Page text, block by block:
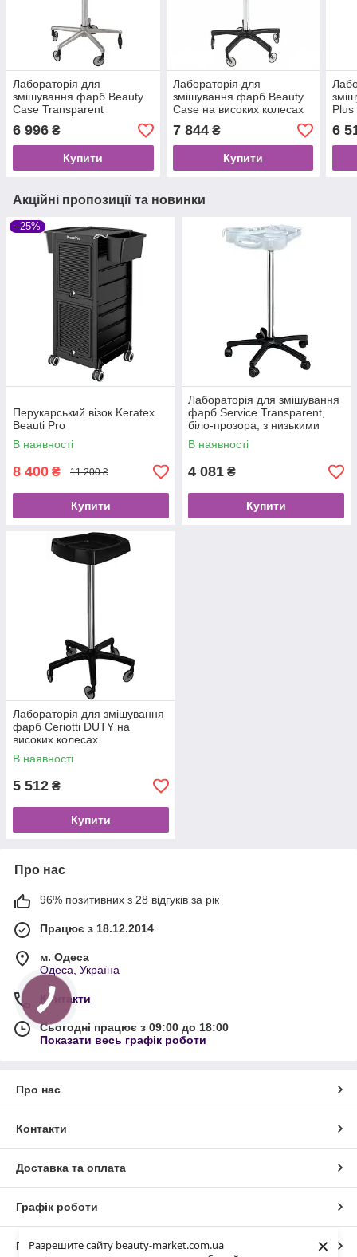
Разрешите сайту beauty-market.com.ua
×
Лабораторія для
змішування фарб Beauty
Case Transparent
6 996 ₴
Купити
Лабораторія для
змішування фарб Beauty
Case на високих колесах
7 844₴
Купити
Plus
6
Акційні пропозиції та новинки
–25%
Перукарський візок Keratex
Beauti Pro
В наявності
8 400 ₴ 11 200 ₴
Купити
Лабораторія для змішування
фарб Service Transparent,
біло-прозора, з низькими
колесами
В наявності
4 081 ₴
Купити
Лабораторія для змішування
фарб Ceriotti DUTY на
високих колесах
В наявності
5 512 ₴
Купити
Про нас
96% позитивних з 28 відгуків за рік
Працює з 18.12.2014
м. Одеса
Одеса, Україна
Контакти
Сьогодні працює з 09:00 до 18:00
Показати весь графік роботи
Про нас
Контакти
Доставка та оплата
Графік роботи
Повна версія сайту